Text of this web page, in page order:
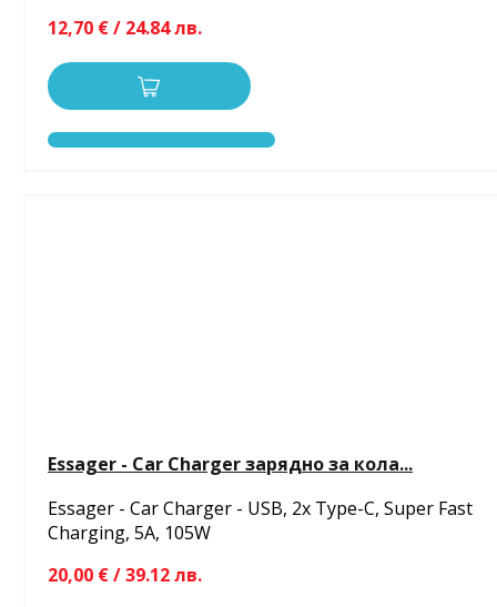
12,70 € / 24.84 лв.
Essager - Car Charger зарядно за кола...
Essager - Car Charger - USB, 2x Type-C, Super Fast
Charging, 5A, 105W
20,00 € / 39.12 лв.